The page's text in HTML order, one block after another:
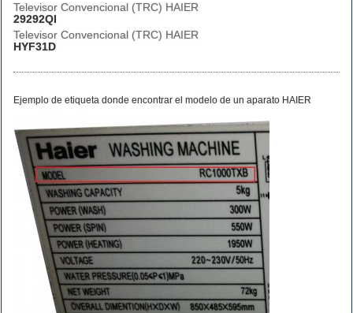
Televisor Convencional (TRC) HAIER
29292QI
Televisor Convencional (TRC) HAIER
HYF31D
Ejemplo de etiqueta donde encontrar el modelo de un aparato HAIER